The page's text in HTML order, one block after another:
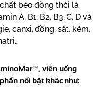
béo đồng thời là
A, B1, B2, B3, C, D và
canxi, đồng, sắt, kẽm,
viên uống
nổi bật khác như: